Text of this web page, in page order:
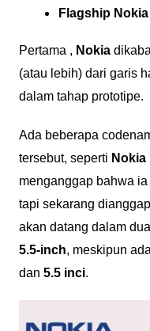
Flagship
Pertama , Nokia
(atau lebih) dari garis
dalam tahap prototipe.
Ada beberapa
tersebut, seperti Nokia
menganggap bahwa
tapi sekarang
akan datang dalam
5.5-inch, meskipun
dan 5.5 inci.